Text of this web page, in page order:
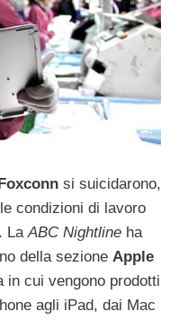
Foxconn si suicidarono,
condizioni di lavoro
LaABC Nightline ha
della sezione Apple
in cui vengono prodotti
agli iPad, dai Mac